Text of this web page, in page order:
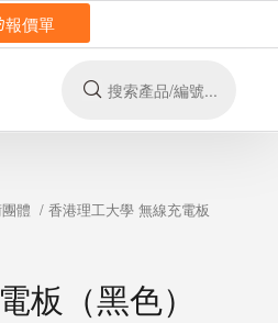
報價單
體 / 香港理工大學 無線充電板
板（黑色）